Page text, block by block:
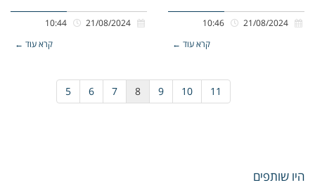
קרא עוד ←
קרא עוד ←
5 6 7 8 9 10 11
היו שותפים